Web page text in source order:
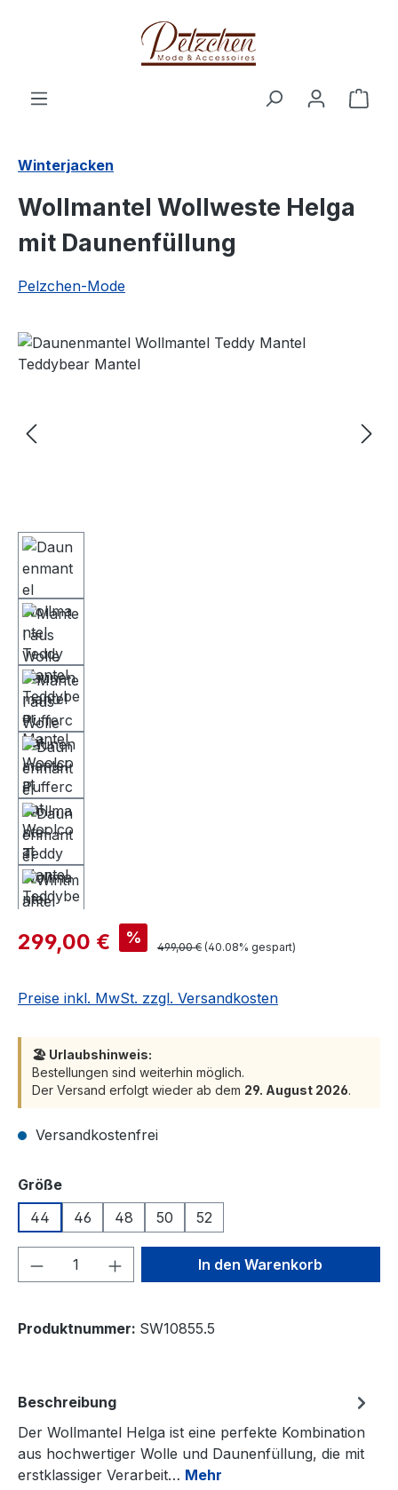
Zum Hauptinhalt springen
Winterjacken
Wollmantel Wollweste Helga
mit Daunenfüllung
Pelzchen-Mode
Bildergalerie überspringen
Verkaufspreis:
299,00 € % Regulärer Preis:
499,00 € (40.08% gespart)
Preise inkl. MwSt. zzgl. Versandkosten
🏖️ Urlaubshinweis:
Bestellungen sind weiterhin möglich.
Der Versand erfolgt wieder ab dem 29. August 2026.
Versandkostenfrei
Größeauswählen
44
46 48 50 52
Produkt Anzahl: Gib denIn den Warenkorb
Produktnummer: SW10855.5
Beschreibung
Der Wollmantel Helga ist eine perfekte Kombination
aus hochwertiger Wolle und Daunenfüllung, die mit
erstklassiger Verarbeit… Mehr